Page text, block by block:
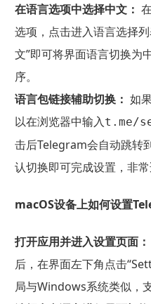
在语言选项中选择中文：
选项，点击进入语言选择
文”即可将界面语言切换为
序。
语言包链接辅助切换： 如
以在浏览器中输入t.me/
击后Telegram会自动跳转
认切换即可完成设置，非常
macOS设备上如何设置
打开应用并进入设置页面：
后，在界面左下角点击
局与Windows系统类似，